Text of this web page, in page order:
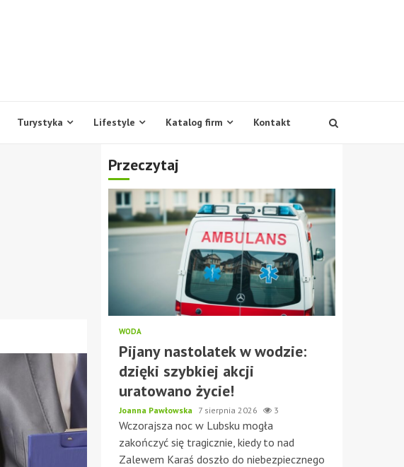
Turystyka Lifestyle Katalog firm Kontakt
Przeczytaj
WODA
Pijany nastolatek w wodzie:
dzięki szybkiej akcji
uratowano życie!
Joanna Pawłowska 7 sierpnia 2026 3
Wczorajsza noc w Lubsku mogła
zakończyć się tragicznie, kiedy to nad
Zalewem Karaś doszło do niebezpiecznego